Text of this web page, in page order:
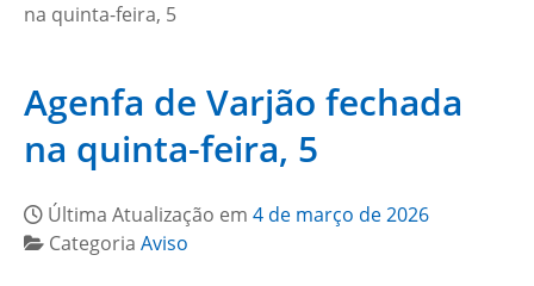
na quinta-feira, 5
Agenfa de Varjão fechada
na quinta-feira, 5
Última Atualização em 4 de março de 2026
Categoria Aviso